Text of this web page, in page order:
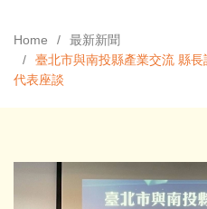
Home
最新新聞
臺北市與南投縣產業交流 縣
代表座談